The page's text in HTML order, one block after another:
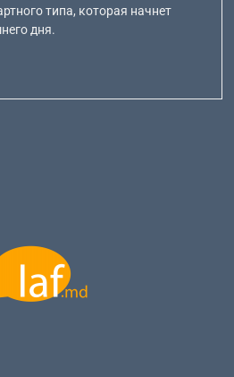
типа, которая начнет
дня.